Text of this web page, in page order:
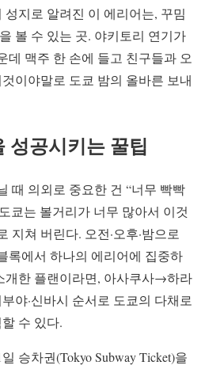
지로 알려진 이 에리어는, 꾸밈
볼 수 있는 곳. 야키토리 연기가
데 맥주 한 손에 들고 친구들과 오
이야말로 도쿄 밤의 올바른 보내
성공시키는 꿀팁
때 의외로 중요한 건 “너무 빡빡
쿄는 볼거리가 너무 많아서 이것
지쳐 버린다. 오전·오후·밤으로
록에서 하나의 에리어에 집중하
개한 플랜이라면, 아사쿠사→하라
야·신바시 순서로 도쿄의 다채로
수 있다.
승차권(Tokyo Subway Ticket)을